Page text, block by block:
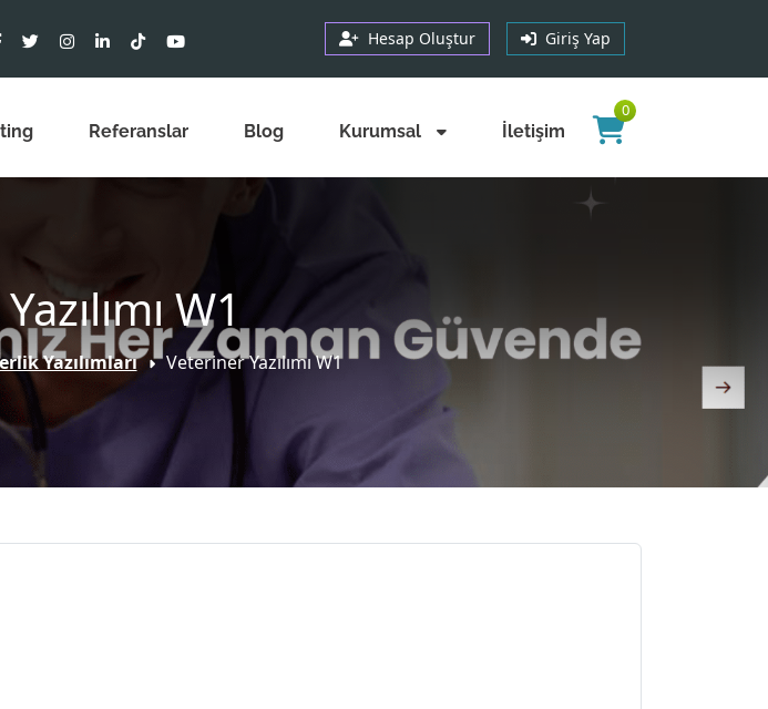
Hesap Oluştur Giriş Yap
Referanslar Blog Kurumsal İletişim
0
W1
Yazılımları Veteriner Yazılımı W1